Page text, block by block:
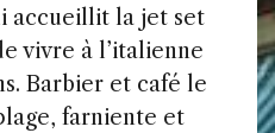
accueillit la jet set
vivre à l’italienne
Barbier et café le
farniente et